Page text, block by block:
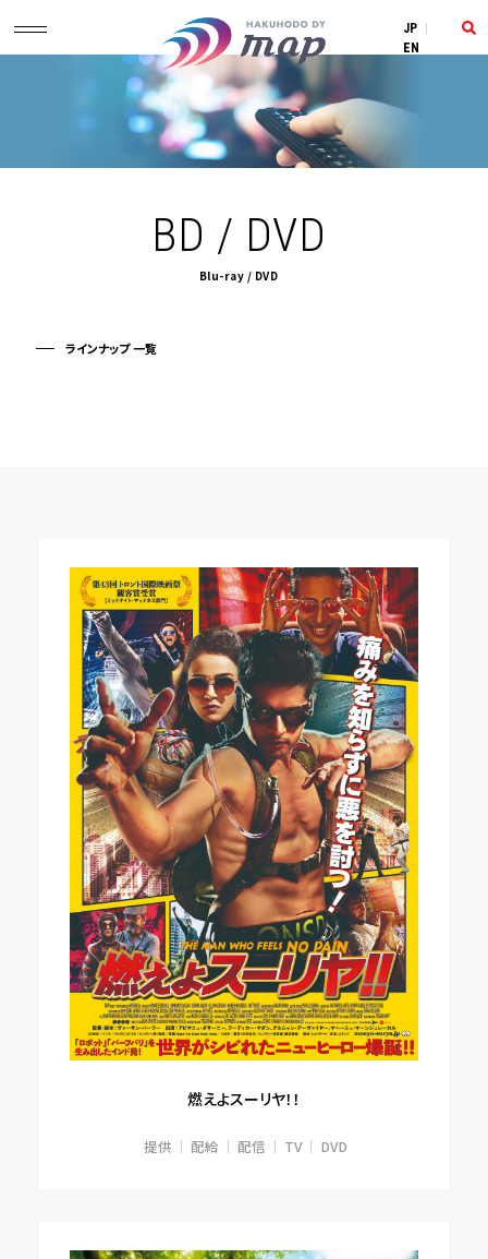
JP
EN
BD / DVD
Blu-ray / DVD
ラインナップ 一覧
燃えよスーリヤ！！
提供 配給 配信 TV DVD